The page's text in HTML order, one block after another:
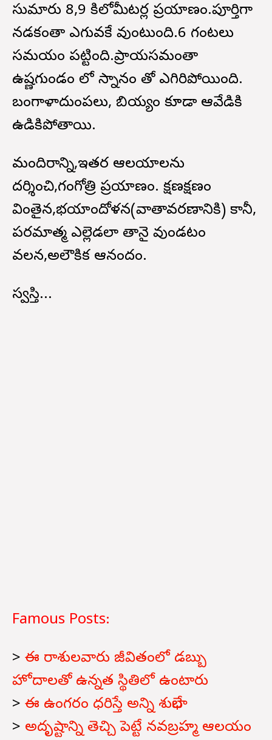
సుమారు 8,9 కిలోమీటర్ల ప్రయాణం.పూర్తిగా
నడకంతా ఎగువకే వుంటుంది.6 గంటలు
సమయం పట్టింది.ప్రాయసమంతా
ఉష్ణగుండం లో స్నానం తో ఎగిరిపోయింది.
బంగాళాదుంపలు, బియ్యం కూడా ఆవేడికి
ఉడికిపోతాయి.
మందిరాన్ని,ఇతర ఆలయాలను
దర్శించి,గంగోత్రి ప్రయాణం. క్షణక్షణం
వింతైన,భయాందోళన(వాతావరణానికి) కానీ,
పరమాత్మ ఎల్లెడలా తానై వుండటం
వలన,అలౌకిక ఆనందం.
స్వస్తి...
Famous Posts:
> ఈ రాశులవారు జీవితంలో డబ్బు
హోదాలతో ఉన్నత స్థితిలో ఉంటారు
> ఈ ఉంగరం ధరిస్తే అన్ని శుభాలే
> అదృష్టాన్ని తెచ్చి పెట్టే నవబ్రహ్మ ఆలయం